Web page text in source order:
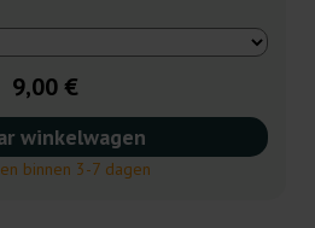
9,00 €
winkelwagen
binnen 3-7 dagen